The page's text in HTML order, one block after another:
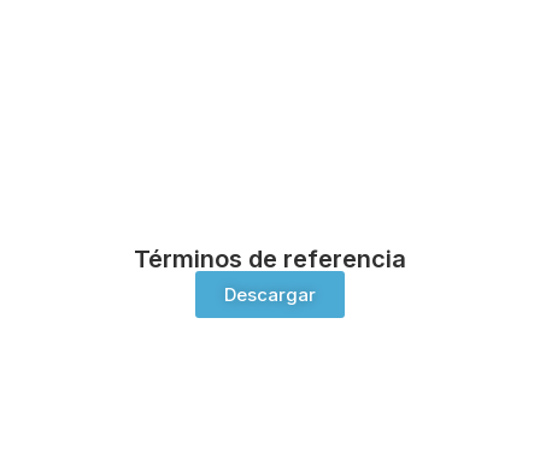
Términos de referencia
Descargar